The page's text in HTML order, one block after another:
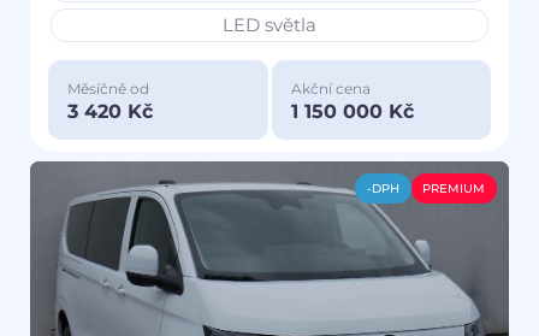
LED světla
Měsíčně od
3 420 Kč
Akční cena
1 150 000 Kč
-DPH PREMIUM